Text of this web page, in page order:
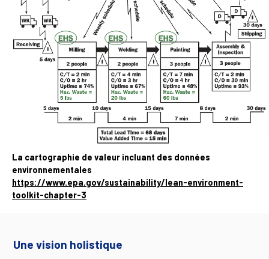
La cartographie de valeur incluant des données
environnementales
https://www.epa.gov/sustainability/lean-environment-
toolkit-chapter-3
Une vision holistique